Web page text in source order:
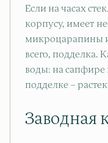
Если на часах
корпусу, имеет
микроцарапины
всего, подделка.
воды: на сапфире
подделке –
Заводная